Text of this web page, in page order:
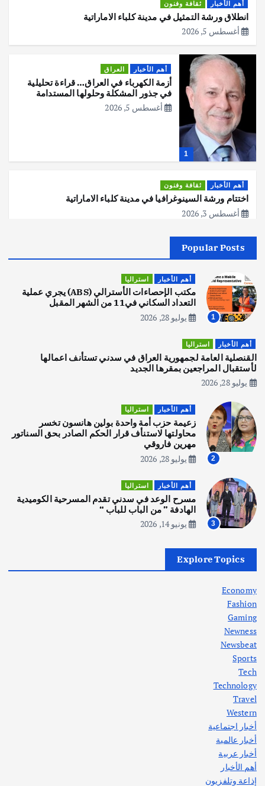
أهم الأخبار ثقافة وفنون
انطلاق ورشة التمثيل في مدينة كلباء الاماراتية
أغسطس 5, 2026
1
أهم الأخبار العراق
أزمة الكهرباء في العراق… قراءة تحليلية
في جذور المشكلة وحلولها المستدامة
أغسطس 5, 2026
أهم الأخبار ثقافة وفنون
اختتام ورشة السينوغرافيا في مدينة كلباء الاماراتية
أغسطس 3, 2026
2
اصبح بطلاً لأستراليا بلعبة كمال الاجسام
يوليو 30, 2026
3
يوليو 30, 2026
4
المقبل
يوليو 28, 2026
أهم الأخبار ثقافة وفنون
انطلاق ورشة التمثيل في مدينة كلباء الاماراتية
أغسطس 5, 2026
في جذور المشكلة وحلولها المستدامة
أهم الأخبار
اختتام ورشة السينوغرافيا في مدينة كلباء الاماراتية
أغسطس 3, 2026
Popular Posts
1
أهم الأخبار استراليا
مكتب الإحصاءات الأسترالي (ABS) يجري عملية
التعداد السكاني في11 من الشهر المقبل
يوليو 28, 2026
أهم الأخبار استراليا
القنصلية العامة لجمهورية العراق في سدني تستأنف اعمالها
لأستقبال المراجعين بمقرها الجديد
يوليو 28, 2026
2
أهم الأخبار استراليا
زعيمة حزب أمة واحدة بولين هانسون تخسر
محاولتها لاستنأف قرار الحكم الصادر بحق السناتور
مهرين فاروقي
يوليو 28, 2026
3
أهم الأخبار استراليا
مسرح الوعد في سدني تقدم المسرحية الكوميدية
الهادفة ” من الباب للباب “
يونيو 14, 2026
Explore Topics
Economy
Fashion
Gaming
Newness
Newsbeat
Sports
Tech
Technology
Travel
Western
أخبار اجتماعية
أخبار عالمية
أخبار عربية
أهم الأخبار
إذاعة وتلفزيون